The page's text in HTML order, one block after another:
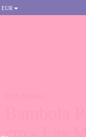
EUR
cm - Las